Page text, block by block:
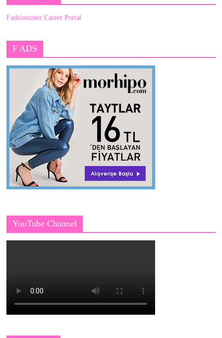
Fashionziner Career Portal
F ADS
YouTube Channel